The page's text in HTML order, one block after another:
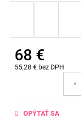
68 €
55,28 € bez DPH
OPÝTAŤ SA